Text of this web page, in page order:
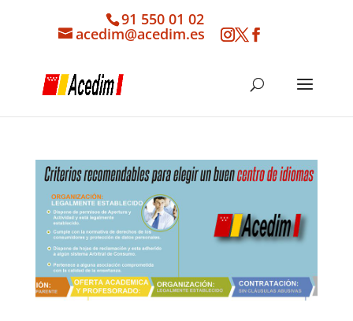
91 550 01 02
acedim@acedim.es